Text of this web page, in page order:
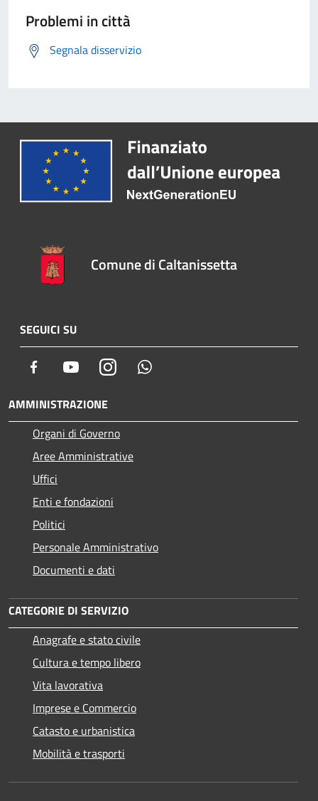
Problemi in città
Segnala disservizio
Comune di Caltanissetta
SEGUICI SU
Facebook YoutubeInstagram
AMMINISTRAZIONE
Organi di Governo
Aree Amministrative
Uffici
Enti e fondazioni
Politici
Personale Amministrativo
Documenti e dati
CATEGORIE DI SERVIZIO
Anagrafe e stato civile
Cultura e tempo libero
Vita lavorativa
Imprese e Commercio
Catasto e urbanistica
Mobilità e trasporti